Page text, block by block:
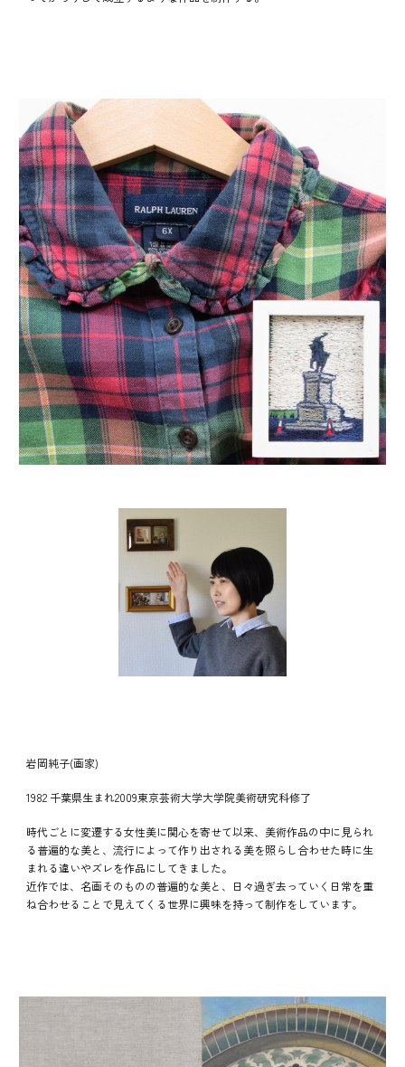
岩岡純子(画家)
1982 千葉県生まれ2009東京芸術大学大学院美術研究科修了
時代ごとに変遷する女性美に関心を寄せて以来、美術作品の中に見られ
る普遍的な美と、流行によって作り出される美を照らし合わせた時に生
まれる違いやズレを作品にしてきました。
近作では、名画そのものの普遍的な美と、日々過ぎ去っていく日常を重
ね合わせることで見えてくる世界に興味を持って制作をしています。